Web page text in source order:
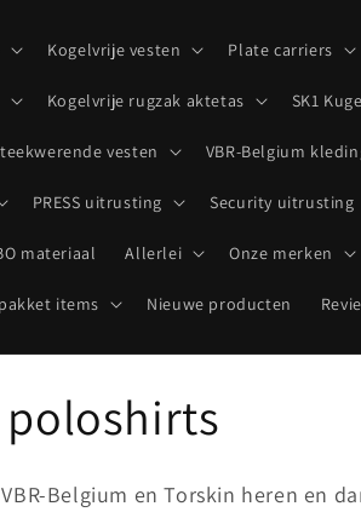
Kogelvrije vesten Plate carriers
Kogelvrije rugzak aktetas SK1
vesten VBR-Belgium
PRESS uitrusting Security uitrusting
materiaal Allerlei Onze merken
items Nieuwe producten
Belgium en Torskin heren en